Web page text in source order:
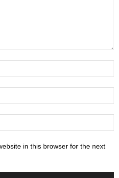
in this browser for the next